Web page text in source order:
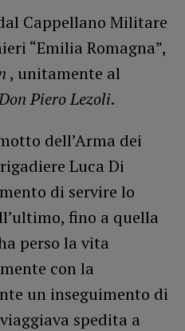
Cappellano Militare
“Emilia Romagna”,
, unitamente al
Piero Lezoli.
dell’Arma dei
Luca Di
di servire lo
fino a quella
perso la vita
con la
un inseguimento di
spedita a